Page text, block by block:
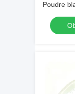
Poudre
les